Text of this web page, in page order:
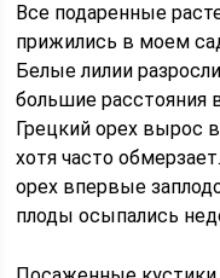
Все подаренные
прижились в моем
Белые лилии
большие расстояния
Грецкий орех вырос
хотя часто
орех впервые
плоды осыпались